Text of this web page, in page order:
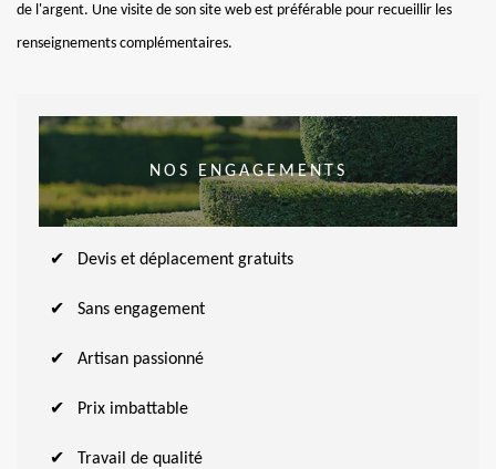
de l'argent. Une visite de son site web est préférable pour recueillir les
renseignements complémentaires.
NOS ENGAGEMENTS
Devis et déplacement gratuits
Sans engagement
Artisan passionné
Prix imbattable
Travail de qualité